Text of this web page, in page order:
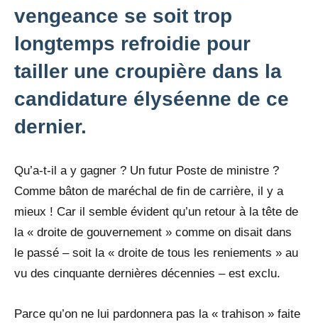
vengeance se soit trop
longtemps refroidie pour
tailler une croupière dans la
candidature élyséenne de ce
dernier.
Qu’a-t-il a y gagner ? Un futur Poste de ministre ?
Comme bâton de maréchal de fin de carrière, il y a
mieux ! Car il semble évident qu’un retour à la tête de
la « droite de gouvernement » comme on disait dans
le passé – soit la « droite de tous les reniements » au
vu des cinquante dernières décennies – est exclu.
Parce qu’on ne lui pardonnera pas la « trahison » faite